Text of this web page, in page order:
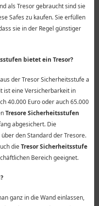
als Tresor gebraucht sind sie
Safes zu kaufen. Sie erfüllen
sie in der Regel günstiger
bietet ein Tresor?
der Tresor Sicherheitsstufe a
ist eine Versicherbarkeit in
40.000 Euro oder auch 65.000
Tresore Sicherheitsstufen
abgesichert. Die
den Standard der Tresore.
dieTresor Sicherheitsstufe
Bereich geeignet.
ganz in die Wand einlassen,